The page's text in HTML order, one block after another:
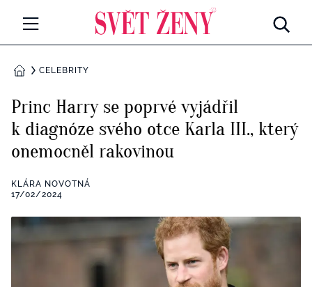
Všechny kategorie
Rozhovory
RETROHUBKY
Všechny kategorie
Seberozvoj
ZÁBAVA
Všechny kategorie
DOMŮCELEBRITY
Princ Harry se poprvé vyjádřil
k diagnóze svého otce Karla III., který
onemocněl rakovinou
KLÁRA NOVOTNÁ
17/02/2024